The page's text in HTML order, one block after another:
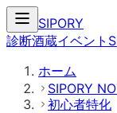
SIPORY
診断酒蔵イベント
ホーム
SIPORY
初心者特化